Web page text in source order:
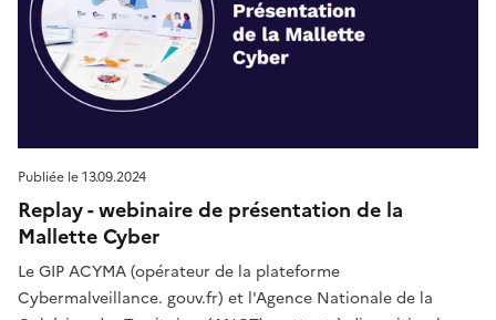
Publiée le13.09.2024
Replay - webinaire de présentation de la
Mallette Cyber
Le GIP ACYMA (opérateur de la plateforme
Cybermalveillance. gouv.fr) et l'Agence Nationale de la